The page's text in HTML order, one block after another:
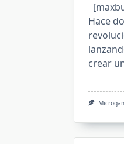
Hace
crear